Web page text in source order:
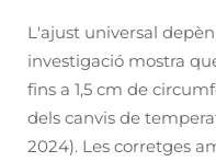
L'ajust universal
investigació mostra
fins a 1,5 cm de
dels canvis de
2024). Les corretges